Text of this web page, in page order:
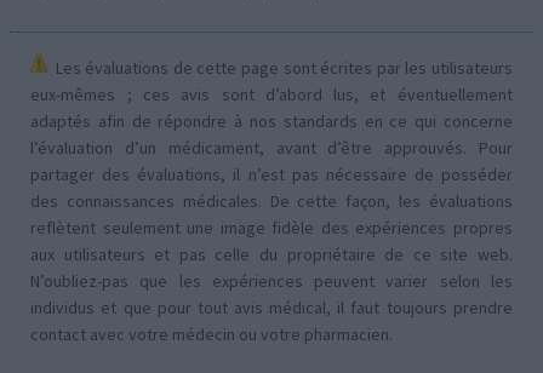
Les évaluations de cette page sont écrites par les utilisateurs
eux-mêmes ; ces avis sont d’abord lus, et éventuellement
adaptés afin de répondre à nos standards en ce qui concerne
l’évaluation d’un médicament, avant d’être approuvés. Pour
partager des évaluations, il n’est pas nécessaire de posséder
des connaissances médicales. De cette façon, les évaluations
reflètent seulement une image fidèle des expériences propres
aux utilisateurs et pas celle du propriétaire de ce site web.
N’oubliez-pas que les expériences peuvent varier selon les
individus et que pour tout avis médical, il faut toujours prendre
contact avec votre médecin ou votre pharmacien.